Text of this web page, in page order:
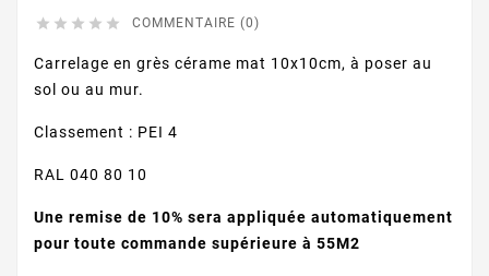
     COMMENTAIRE (0)
Carrelage en grès cérame mat 10x10cm, à poser au
sol ou au mur.
Classement : PEI 4
RAL 040 80 10
Une remise de 10% sera appliquée automatiquement
pour toute commande supérieure à 55M2